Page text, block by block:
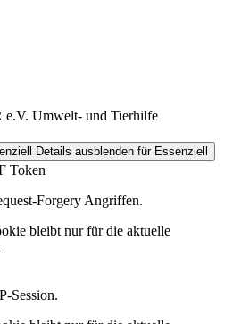
Umwelt- und Tierhilfe
Details ausblenden für Essenziell
Token
Forgery Angriffen.
bleibt nur für die aktuelle
Session.